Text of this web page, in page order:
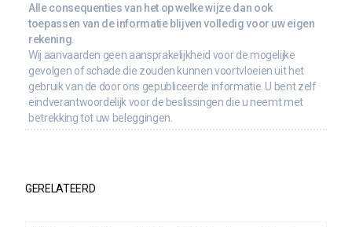
Alle consequenties van het op welke wijze dan ook
toepassen van de informatie blijven volledig voor uw eigen
rekening.
Wij aanvaarden geen aansprakelijkheid voor de mogelijke
gevolgen of schade die zouden kunnen voortvloeien uit het
gebruik van de door ons gepubliceerde informatie. U bent zelf
eindverantwoordelijk voor de beslissingen die u neemt met
betrekking tot uw beleggingen.
GERELATEERD